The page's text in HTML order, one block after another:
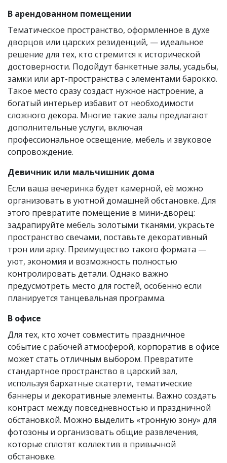
В арендованном помещении
Тематическое пространство, оформленное в духе
дворцов или царских резиденций, — идеальное
решение для тех, кто стремится к исторической
достоверности. Подойдут банкетные залы, усадьбы,
замки или арт-пространства с элементами барокко.
Такое место сразу создаст нужное настроение, а
богатый интерьер избавит от необходимости
сложного декора. Многие такие залы предлагают
дополнительные услуги, включая
профессиональное освещение, мебель и звуковое
сопровождение.
Девичник или мальчишник дома
Если ваша вечеринка будет камерной, её можно
организовать в уютной домашней обстановке. Для
этого превратите помещение в мини-дворец:
задрапируйте мебель золотыми тканями, украсьте
пространство свечами, поставьте декоративный
трон или арку. Преимущество такого формата —
уют, экономия и возможность полностью
контролировать детали. Однако важно
предусмотреть место для гостей, особенно если
планируется танцевальная программа.
В офисе
Для тех, кто хочет совместить праздничное
событие с рабочей атмосферой, корпоратив в офисе
может стать отличным выбором. Превратите
стандартное пространство в царский зал,
используя бархатные скатерти, тематические
баннеры и декоративные элементы. Важно создать
контраст между повседневностью и праздничной
обстановкой. Можно выделить «тронную зону» для
фотозоны и организовать общие развлечения,
которые сплотят коллектив в привычной
обстановке.